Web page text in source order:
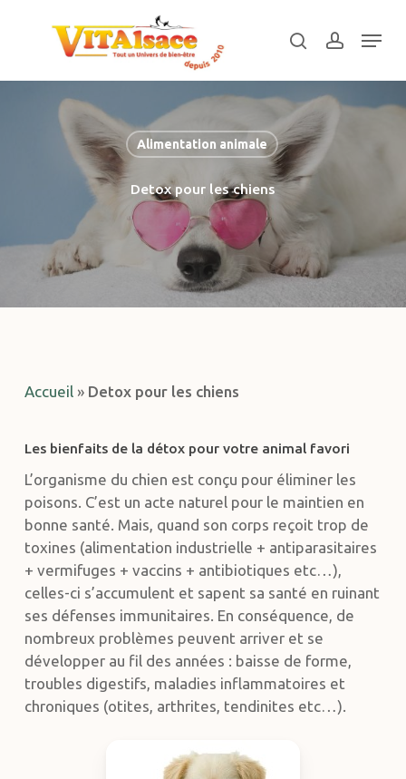
content
searchaccount
Menu
Alimentation animale
Detox pour les chiens
Accueil» Detox pour les chiens
Les bienfaits de la détox pour votre animal favori
L’organisme du chien est conçu pour éliminer les
poisons. C’est un acte naturel pour le maintien en
bonne santé. Mais, quand son corps reçoit trop de
toxines (alimentation industrielle + antiparasitaires
+ vermifuges + vaccins + antibiotiques etc…),
celles-ci s’accumulent et sapent sa santé en ruinant
ses défenses immunitaires. En conséquence, de
nombreux problèmes peuvent arriver et se
développer au fil des années : baisse de forme,
troubles digestifs, maladies inflammatoires et
chroniques (otites, arthrites, tendinites etc…).
Menu